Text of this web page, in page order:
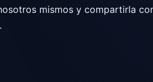
mismos y compartirla